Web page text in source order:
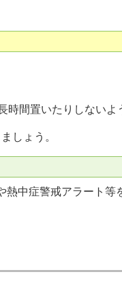
間置いたりしないよ
しょう。
熱中症警戒アラート等